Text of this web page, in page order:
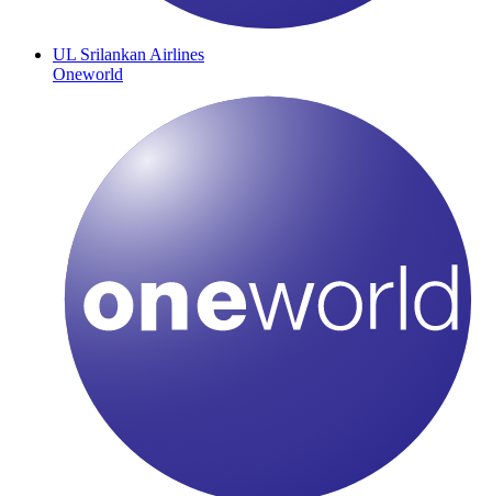
UL Srilankan Airlines
Oneworld